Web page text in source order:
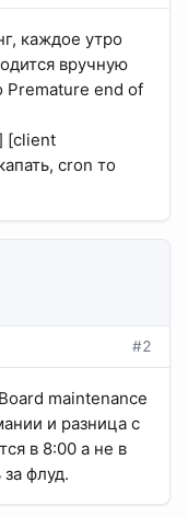
каждое утро
вручную
Premature end of
[client
cron то
#2
maintenance
и разница с
в 8:00 а не в
флуд.